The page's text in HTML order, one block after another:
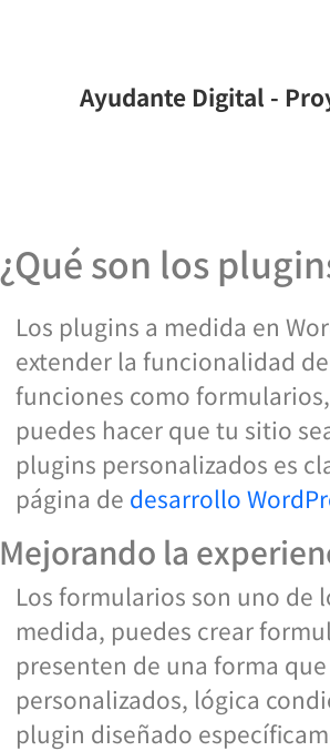
Ayudante Digital -
¿Qué son los
Los plugins a medida en
extender la funcionalidad
funciones como
puedes hacer que tu sitio
plugins personalizados es
página de desarrollo
Mejorando la
Los formularios son uno de
medida, puedes crear
presenten de una forma
personalizados, lógica
plugin diseñado